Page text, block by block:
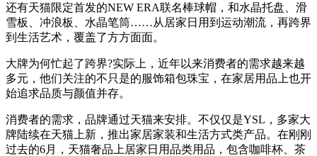
还有天猫限定首发的NEW ERA联名棒球帽，和水晶托盘、滑
雪板、冲浪板、水晶笔筒……从居家日用到运动潮流，再跨界
到生活艺术，覆盖了方方面面。
大牌为何忙起了跨界?实际上，近年以来消费者的需求越来越
多元，他们关注的不只是的服饰箱包珠宝，在家居用品上也开
始追求品质与颜值并存。
消费者的需求，品牌通过天猫来安排。不仅仅是YSL，多家大
牌陆续在天猫上新，推出家居家装和生活方式类产品。在刚刚
过去的6月，天猫奢品上居家日用品类用品，包含咖啡杯、茶